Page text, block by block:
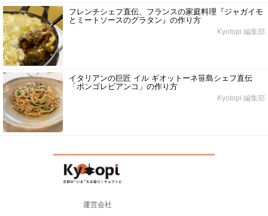
フレンチシェフ直伝、フランスの家庭料理『ジャガイモ
とミートソースのグラタン』の作り方
Kyotopi 編集部
イタリアンの巨匠 イル ギオットーネ笹島シェフ直伝
「ボンゴレビアンコ」の作り方
Kyotopi 編集部
運営会社